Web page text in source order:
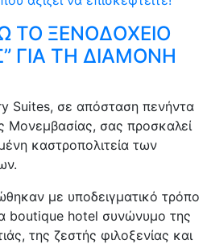
ΤΟ ΞΕΝΟΔΟΧΕΙΟ
ΓΙΑ ΤΗ ΔΙΑΜΟΝΗ
Suites, σε απόσταση πενήντα
Μονεμβασίας, σας προσκαλεί
καστροπολιτεία των
με υποδειγματικό τρόπο
boutique hotel συνώνυμο της
της ζεστής φιλοξενίας και